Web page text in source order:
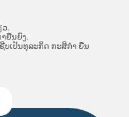
.
ຍືນຍົງ.
ບເປັນທຸລະກິດ ກະສິກຳ ຍືນ